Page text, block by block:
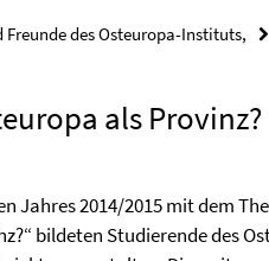
Freunde des Osteuropa-Instituts,
als Provinz?
Jahres 2014/2015 mit dem
bildeten Studierende des